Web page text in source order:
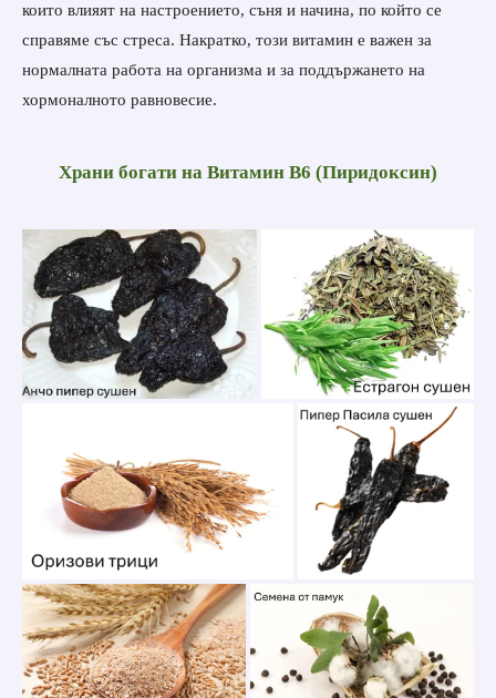
които влияят на настроението, съня и начина, по който се
справяме със стреса. Накратко, този витамин е важен за
нормалната работа на организма и за поддържането на
хормоналното равновесие.
Храни богати на Витамин В6 (Пиридоксин)